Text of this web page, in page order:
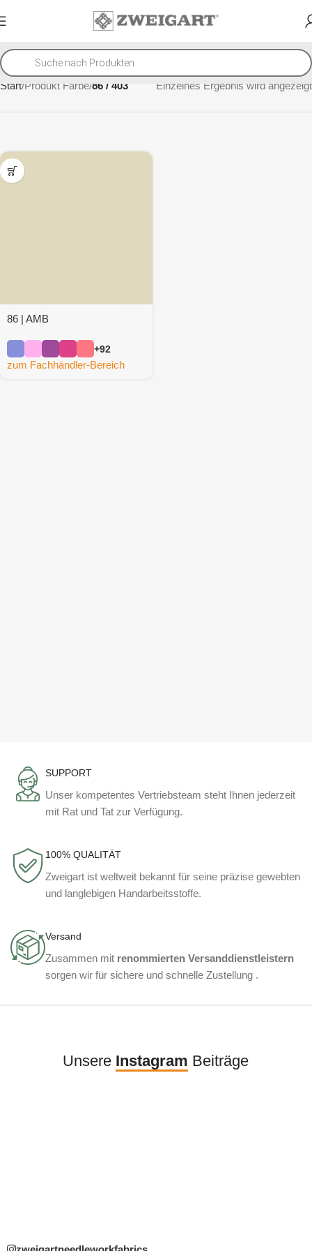
Start Produkt Farbe 86 / 403 Einzelnes Ergebnis wird angezeigt
86 | AMB
+92
zum Fachhändler-Bereich
SUPPORT
Unser kompetentes Vertriebsteam steht Ihnen jederzeit
mit Rat und Tat zur Verfügung.
100% QUALITÄT
Zweigart ist weltweit bekannt für seine präzise gewebten
und langlebigen Handarbeitsstoffe.
Versand
Zusammen mit renommierten Versanddienstleistern
sorgen wir für sichere und schnelle Zustellung .
Unsere Instagram Beiträge